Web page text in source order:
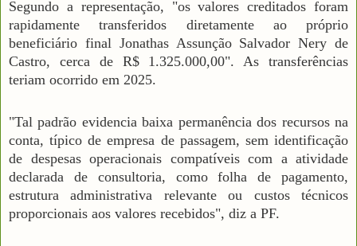
Segundo a representação, "os valores creditados foram
rapidamente transferidos diretamente ao próprio
beneficiário final Jonathas Assunção Salvador Nery de
Castro, cerca de R$ 1.325.000,00". As transferências
teriam ocorrido em 2025.
"Tal padrão evidencia baixa permanência dos recursos na
conta, típico de empresa de passagem, sem identificação
de despesas operacionais compatíveis com a atividade
declarada de consultoria, como folha de pagamento,
estrutura administrativa relevante ou custos técnicos
proporcionais aos valores recebidos", diz a PF.